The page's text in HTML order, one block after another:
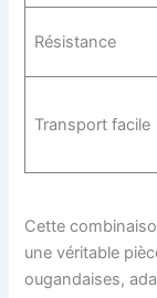
Résistance
Transport facile
Cette
une véritable
ougandaises,